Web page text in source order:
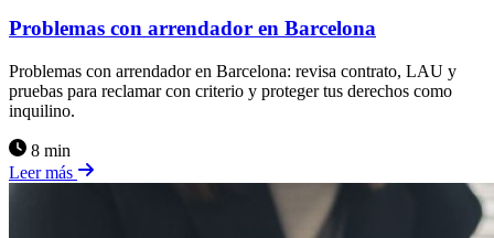
Problemas con arrendador en Barcelona
Problemas con arrendador en Barcelona: revisa contrato, LAU y
pruebas para reclamar con criterio y proteger tus derechos como
inquilino.
8 min
Leer más